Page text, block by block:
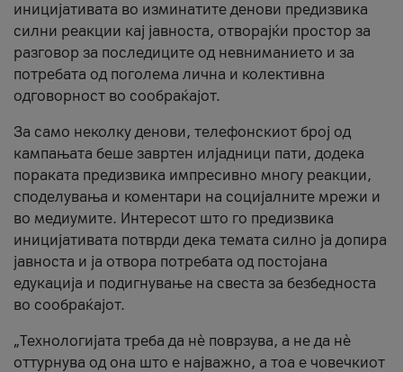
иницијативата во изминатите денови предизвика
силни реакции кај јавноста, отворајќи простор за
разговор за последиците од невниманието и за
потребата од поголема лична и колективна
одговорност во сообраќајот.
За само неколку денови, телефонскиот број од
кампањата беше завртен илјадници пати, додека
пораката предизвика импресивно многу реакции,
споделувања и коментари на социјалните мрежи и
во медиумите. Интересот што го предизвика
иницијативата потврди дека темата силно ја допира
јавноста и ја отвора потребата од постојана
едукација и подигнување на свеста за безбедноста
во сообраќајот.
„Технологијата треба да нè поврзува, а не да нè
оттурнува од она што е најважно, а тоа е човечкиот